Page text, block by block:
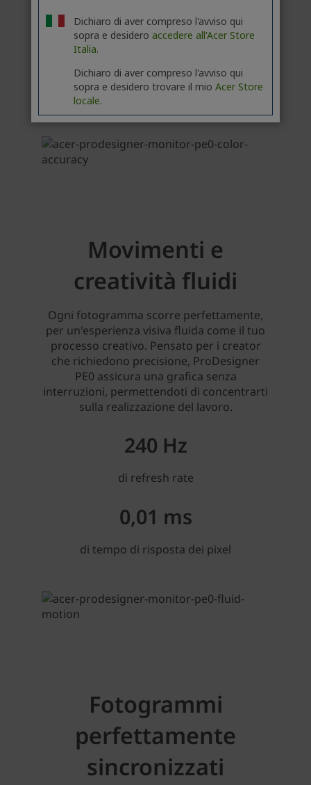
Dichiaro di aver compreso l'avviso qui
sopra e desidero accedere all'Acer Store
Italia.
Dichiaro di aver compreso l'avviso qui
sopra e desidero trovare il mio Acer Store
locale.